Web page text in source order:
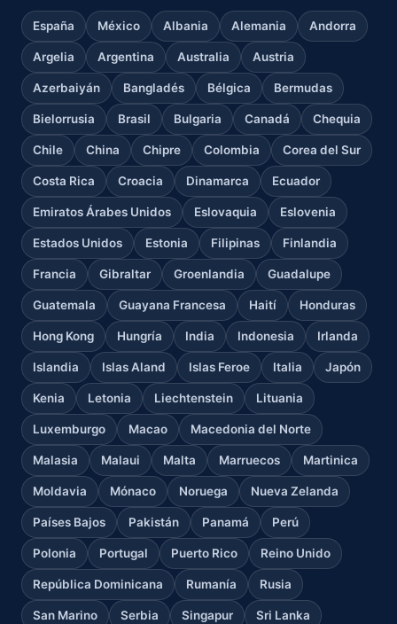
España México Albania Alemania Andorra
Argelia Argentina Australia Austria
Azerbaiyán Bangladés Bélgica Bermudas
Bielorrusia Brasil Bulgaria Canadá Chequia
Chile China Chipre Colombia Corea del Sur
Costa Rica Croacia Dinamarca Ecuador
Emiratos Árabes Unidos Eslovaquia Eslovenia
Estados Unidos Estonia Filipinas Finlandia
Francia Gibraltar Groenlandia Guadalupe
Guatemala Guayana Francesa Haití Honduras
Hong Kong Hungría India Indonesia Irlanda
Islandia Islas Aland Islas Feroe Italia Japón
Kenia Letonia Liechtenstein Lituania
Luxemburgo Macao Macedonia del Norte
Malasia Malaui Malta Marruecos Martinica
Moldavia Mónaco Noruega Nueva Zelanda
Países Bajos Pakistán Panamá Perú
Polonia Portugal Puerto Rico Reino Unido
República Dominicana Rumanía Rusia
San Marino Serbia Singapur Sri Lanka